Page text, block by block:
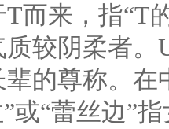
而来，指“T
较阴柔者。
的尊称。在
或“蕾丝边”